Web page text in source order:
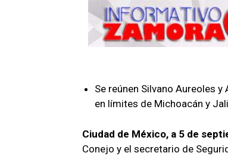
Se reúnen Silvano Aureoles
en límites de Michoacán y
Ciudad de México, a 5 de
Conejo y el secretario de